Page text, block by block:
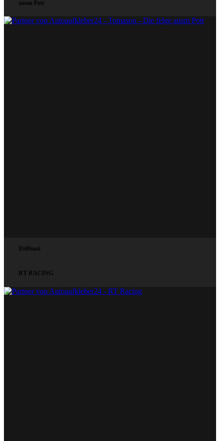
ausm Pott
Drifttaxi
RT RACING